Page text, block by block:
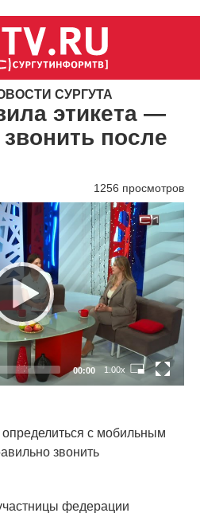
СУРГУТА
этикета —
после
1256 просмотров
00:00 1.00x
с мобильным
звонить
федерации